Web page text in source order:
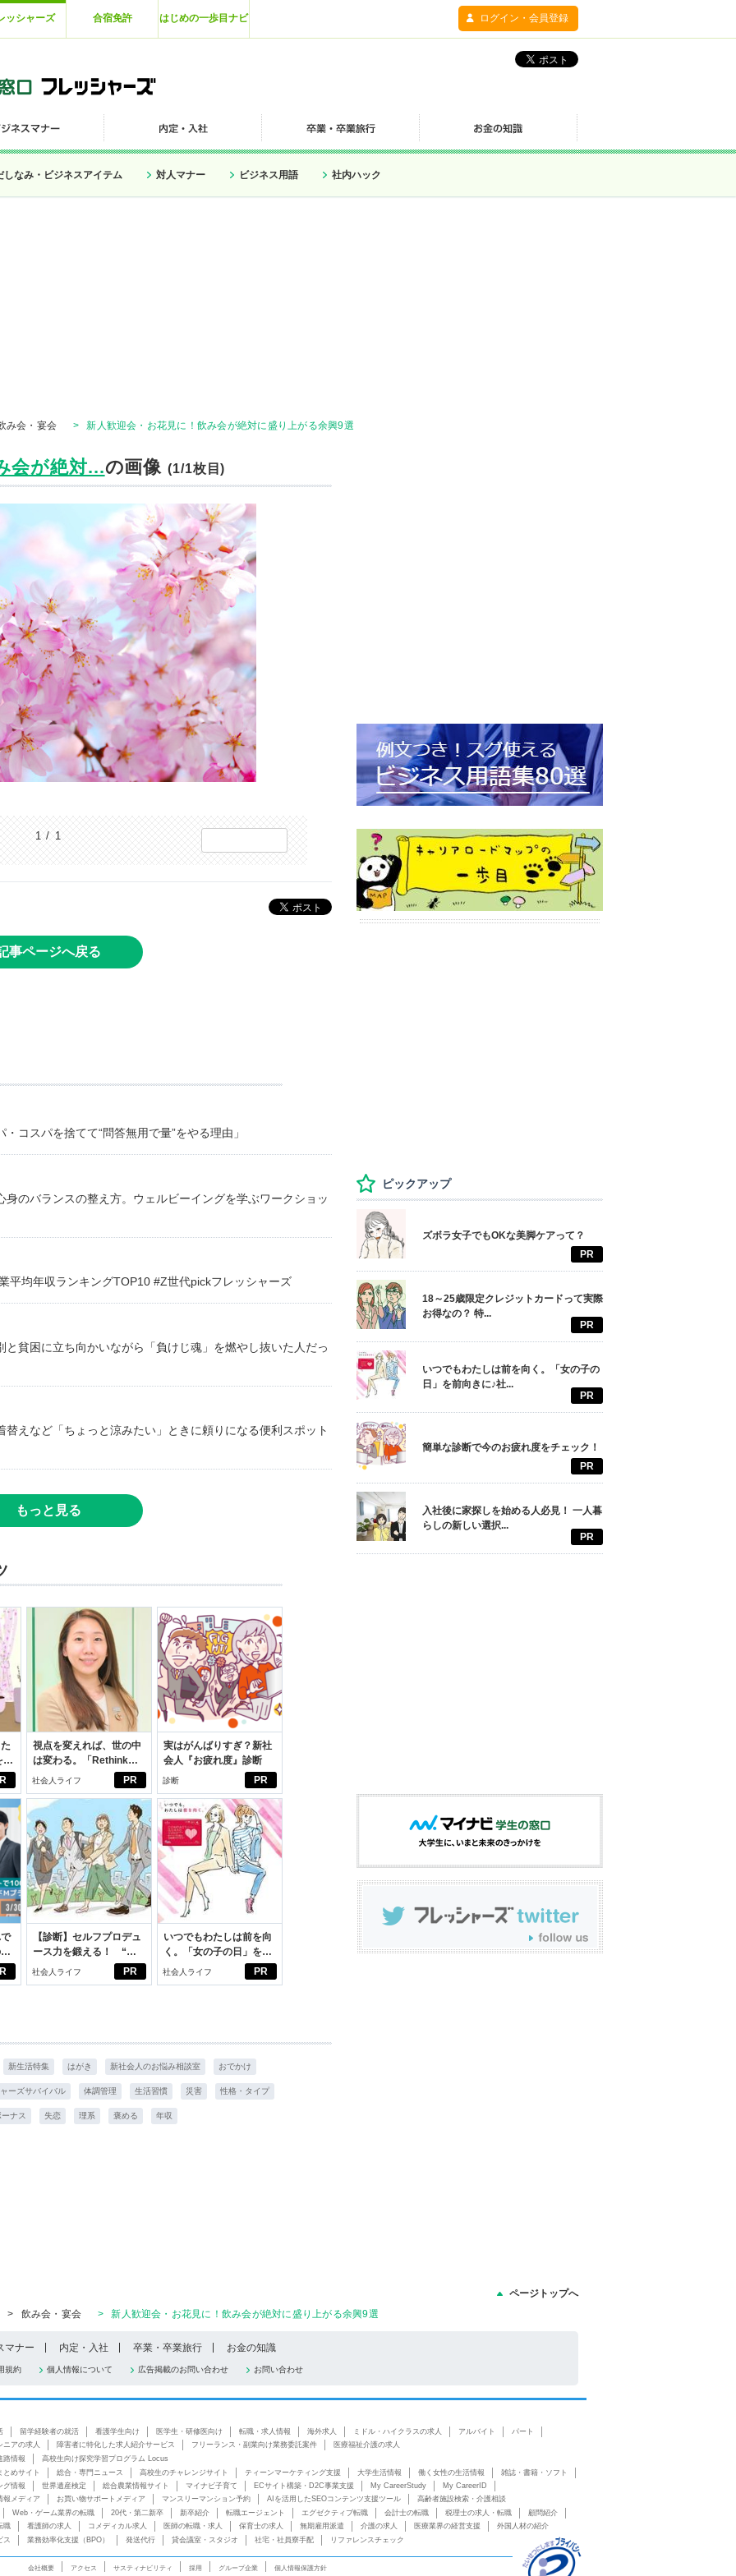
ッシャーズ 合宿免許 はじめの一歩目ナビ ログイン・会員登録
しなみ・ビジネスアイテム 対人マナー ビジネス用語 社内ハック
み会・宴会 > 新人歓迎会・お花見に！飲み会が絶対に盛り上がる余興9選
会が絶対...の画像(1/1枚目)
1 / 1
事ページへ戻る
スパを捨てて“問答無用で量”をやる理由」
のバランスの整え方。ウェルビーイングを学ぶワークショッ
平均年収ランキングTOP10 #Z世代pickフレッシャーズ
貧困に立ち向かいながら「負けじ魂」を燃やし抜いた人だっ
えなど「ちょっと涼みたい」ときに頼りになる便利スポット
もっと見る
は
。
PR
視点を変えれば、世の中
は変わる。「Rethink
PROJECT」がつたえた
社会人ライフ PR
実はがんばりすぎ？新社
会人『お疲れ度』診断
診断
PR
【診断】セルフプロデュ
ース力を鍛える！ “ジ
ブン観”診断
社会人ライフ PR
いつでもわたしは前を向
く。「女の子の日」を前
向きに♪社会人エリ・大
社会人ライフ
新生活特集 はがき 新社会人のお悩み相談室 おでかけ
ーズサバイバル 体調管理 生活習慣 災害 性格・タイプ
ーナス 失恋 理系 褒める 年収
ピックアップ
ズボラ女子でもOKな美脚ケアって？
PR
18～25歳限定クレジットカードって実際
お得なの？ 特...
PR
いつでもわたしは前を向く。「女の子の
日」を前向きに♪社...
PR
簡単な診断で今のお疲れ度をチェック！
PR
入社後に家探しを始める人必見！ 一人暮
らしの新しい選択...
PR
ページトップへ
>
飲み会・宴会 > 新人歓迎会・お花見に！飲み会が絶対に盛り上がる余興9選
マナー 内定・入社 卒業・卒業旅行 お金の知識
規約 個人情報について 広告掲載のお問い合わせ お問い合わせ
留学経験者の就活 看護学生向け 医学生・研修医向け 転職・求人情報 海外求人 ミドル・ハイクラスの求人 アルバイト
パート
ニアの求人
障害者に特化した求人紹介サービス フリーランス・副業向け業務委託案件
医療福祉介護の求人
路情報
高校生向け探究学習プログラム Locus
とめサイト
総合・専門ニュース 高校生のチャレンジサイト ティーンマーケティング支援 大学生活情報 働く女性の生活情報
雑誌・書籍・ソフト
グ情報
世界遺産検定 総合農業情報サイト マイナビ子育て ECサイト構築・D2C事業支援 My CareerStudy
My CareerID
報メディア
お買い物サポートメディア マンスリーマンション予約 AIを活用したSEOコンテンツ支援ツール
高齢者施設検索・介護相談
Web・ゲーム業界の転職
20代・第二新卒 新卒紹介 転職エージェント エグゼクティブ転職 会計士の転職 税理士の求人・転職
顧問紹介
職
看護師の求人 コメディカル求人 医師の転職・求人 保育士の求人 無期雇用派遣 介護の求人 医療業界の経営支援
外国人材の紹介
ス
業務効率化支援（BPO） 発送代行 貸会議室・スタジオ 社宅・社員寮手配 リファレンスチェック
会社概要 アクセス サスティナビリティ 採用 グループ企業 個人情報保護方針